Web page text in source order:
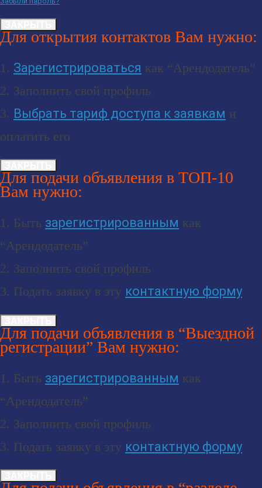
Для открытия контактов Вам нужно:
1. Зарегистрироваться как “Арендодатель”
2. Заполнить свой профиль
3. Выбрать тариф доступа к заявкам и
оплатить его
Для подачи объявления в ТОП-10
Вам нужно:
1. Быть зарегистрированным как
“Арендодатель”
2. Заполнить свой профиль
3. Подать заявку в эту контактную форму
Для подачи объявления в “Выездной
регистрации” Вам нужно:
1. Быть зарегистрированным как
“Арендодатель”
2. Заполнить свой профиль
3. Подать заявку в эту контактную форму